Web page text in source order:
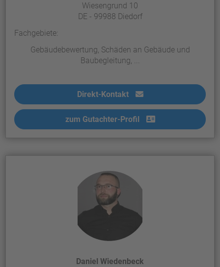
Wiesengrund 10
DE - 99988 Diedorf
Fachgebiete:
Gebäudebewertung, Schäden an Gebäude und
Baubegleitung, ...
Direkt-Kontakt
zum Gutachter-Profil
Daniel Wiedenbeck